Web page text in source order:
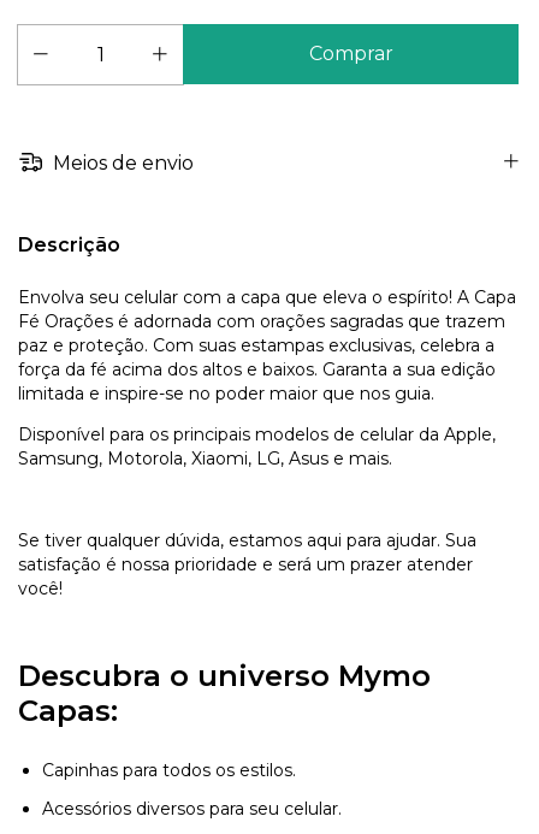
Meios de envio
Descrição
Envolva seu celular com a capa que eleva o espírito! A Capa
Fé Orações é adornada com orações sagradas que trazem
paz e proteção. Com suas estampas exclusivas, celebra a
força da fé acima dos altos e baixos. Garanta a sua edição
limitada e inspire-se no poder maior que nos guia.
Disponível para os principais modelos de celular da Apple,
Samsung, Motorola, Xiaomi, LG, Asus e mais.
Se tiver qualquer dúvida, estamos aqui para ajudar. Sua
satisfação é nossa prioridade e será um prazer atender
você!
Descubra o universo Mymo
Capas:
Capinhas para todos os estilos.
Acessórios diversos para seu celular.